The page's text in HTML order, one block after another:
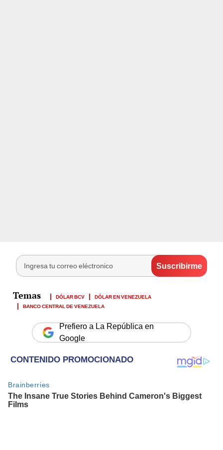
DÓLAR BCV
DÓLAR EN VENEZUELA
BANCO CENTRAL DE VENEZUELA
Prefiero a La República en
Google